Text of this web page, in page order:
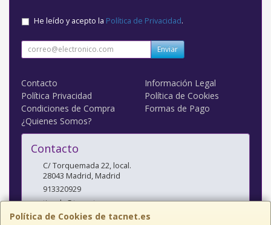
Política de Cookies de tacnet.es
He leído y acepto la Política de Privacidad.
Enviar
Contacto
Información Legal
Política Privacidad
Política de Cookies
Condiciones de Compra
Formas de Pago
¿Quienes Somos?
Contacto
C/ Torquemada 22, local.
28043 Madrid,Madrid
913320929
tienda@tacnet.es